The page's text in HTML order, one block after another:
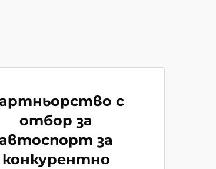
с
отбор за
за
конкурентно